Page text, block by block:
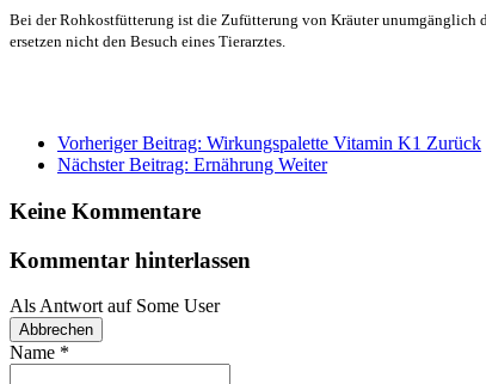
Bei der Rohkostfütterung ist die Zufütterung von Kräuter unumgänglich
ersetzen nicht den Besuch eines Tierarztes.
Vorheriger Beitrag: Wirkungspalette Vitamin K1 Zurück
Nächster Beitrag: Ernährung Weiter
Keine Kommentare
Kommentar hinterlassen
Als Antwort auf Some User
Abbrechen
Name *